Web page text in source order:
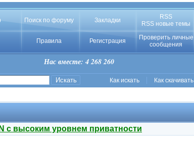
Поиск по форуму Закладки
RSS
RSS новые темы
Правила Регистрация
Проверить личные
сообщения
Нас вместе: 4 268 260
Как искать Как скачивать
с высоким уровнем приватности